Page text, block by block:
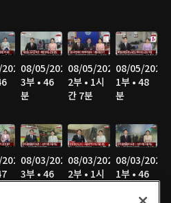
08/05/2026
3부 • 46
분
08/05/2026
2부 • 1시
간 7분
08/05/2026
1부 • 48
분
08/03/2026
3부 • 46
08/03/2026
2부 • 1시
08/03/2026
1부 • 46